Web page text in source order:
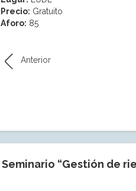
Precio: Gratuito
Aforo: 85
Anterior
Seminario “Gestión de